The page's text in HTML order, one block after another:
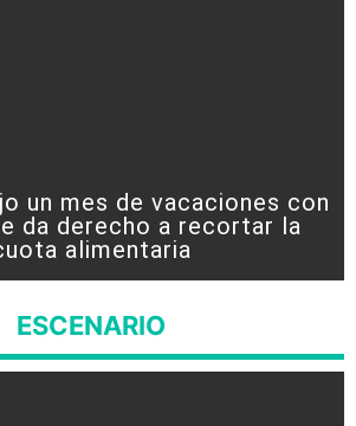
un mes de vacaciones con
da derecho a recortar la
alimentaria
ESCENARIO